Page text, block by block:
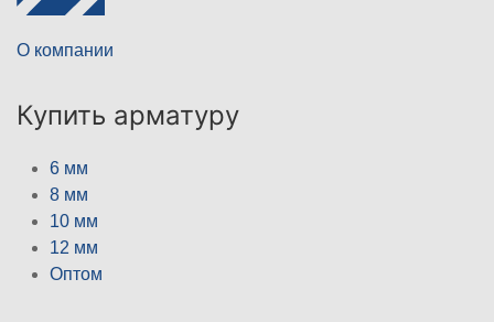
О компании
Купить арматуру
6 мм
8 мм
10 мм
12 мм
Оптом